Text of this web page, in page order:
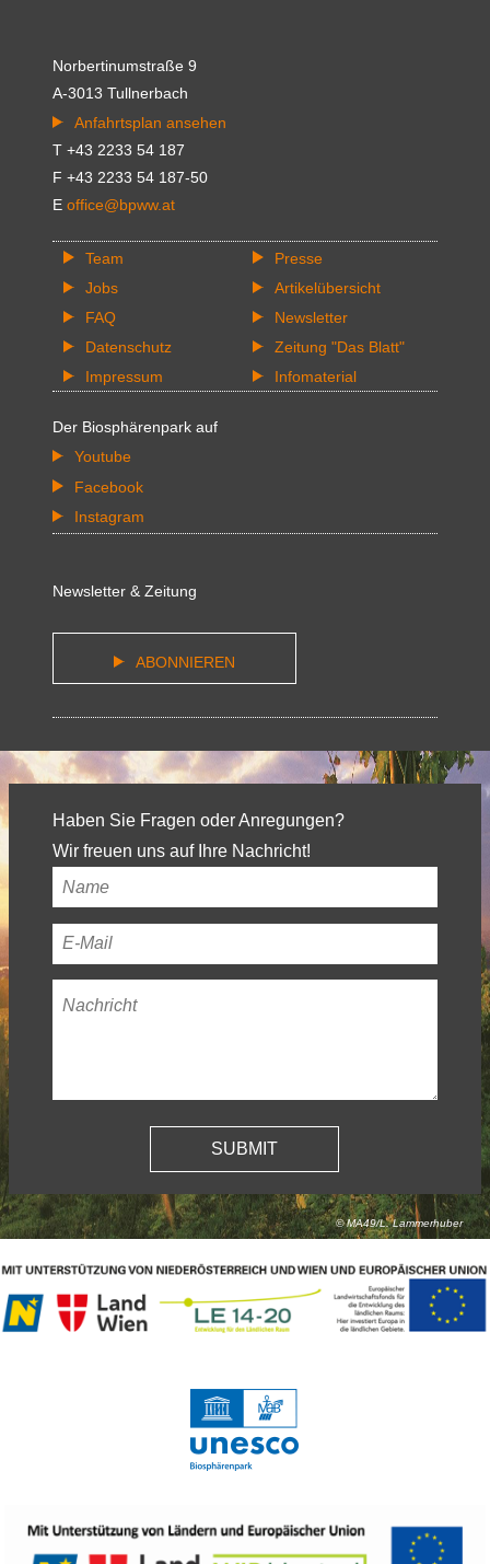
Norbertinumstraße 9
A-3013 Tullnerbach
Anfahrtsplan ansehen
T +43 2233 54 187
F +43 2233 54 187-50
E office@bpww.at
Team
Jobs
FAQ
Datenschutz
Impressum
Presse
Artikelübersicht
Newsletter
Zeitung "Das Blatt"
Infomaterial
Der Biosphärenpark auf
Youtube
Facebook
Instagram
Newsletter & Zeitung
ABONNIEREN
Haben Sie Fragen oder Anregungen?
Wir freuen uns auf Ihre Nachricht!
Ihr
Name*
Ihre
E-
Mail-
Nachricht*
© MA49/L. Lammerhuber